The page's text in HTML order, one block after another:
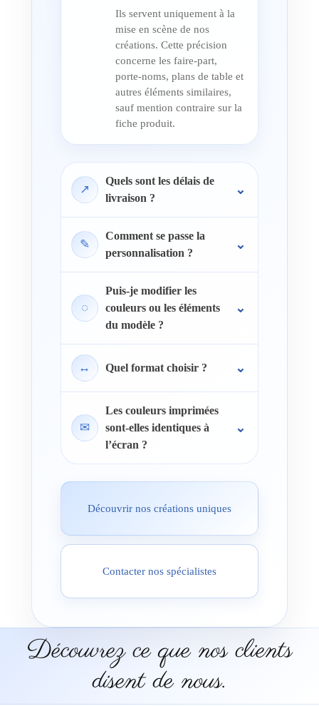
Ils servent uniquement à la
mise en scène de nos
créations. Cette précision
concerne les faire-part,
porte-noms, plans de table et
autres éléments similaires,
sauf mention contraire sur la
fiche produit.
↗
Quels sont les délais de
livraison ?
✎
Comment se passe la
personnalisation ?
◌
Puis-je modifier les
couleurs ou les éléments
du modèle ?
↔ Quel format choisir ?
✉
Les couleurs imprimées
sont-elles identiques à
l’écran ?
Découvrir nos créations uniques
Contacter nos spécialistes
Découvrez ce que nos clients
disent de nous.